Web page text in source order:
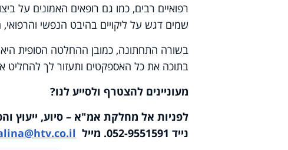
רפואיים רבים, כמו גם רופאים האמונים על
שמים דגש על ליקויים בהיבט הנפשי והרפואי,
בשורה התחתונה, כמובן ההחלטה הסופית
בתוכה את כל האספקטים ותעזור לך להחליט
מעוניינים להצטרף ולסייע לנו?
נייד 052-9551591. מייל